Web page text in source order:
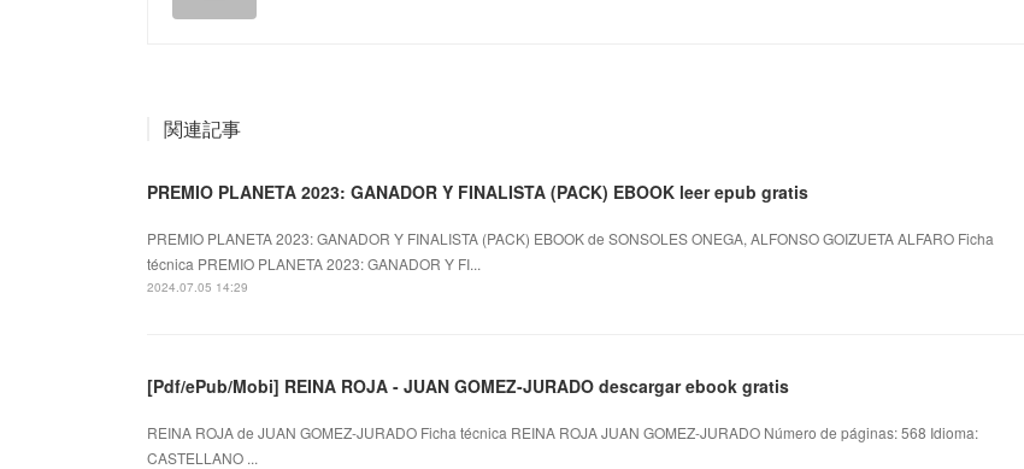
関連記事
PREMIO PLANETA 2023: GANADOR Y FINALISTA (PACK) EBOOK leer epub gratis
PREMIO PLANETA 2023: GANADOR Y FINALISTA (PACK) EBOOK de SONSOLES ONEGA, ALFONSO GOIZUETA ALFARO Ficha
técnica PREMIO PLANETA 2023: GANADOR Y FI...
2024.07.05 14:29
[Pdf/ePub/Mobi] REINA ROJA - JUAN GOMEZ-JURADO descargar ebook gratis
REINA ROJA de JUAN GOMEZ-JURADO Ficha técnica REINA ROJA JUAN GOMEZ-JURADO Número de páginas: 568 Idioma:
CASTELLANO ...